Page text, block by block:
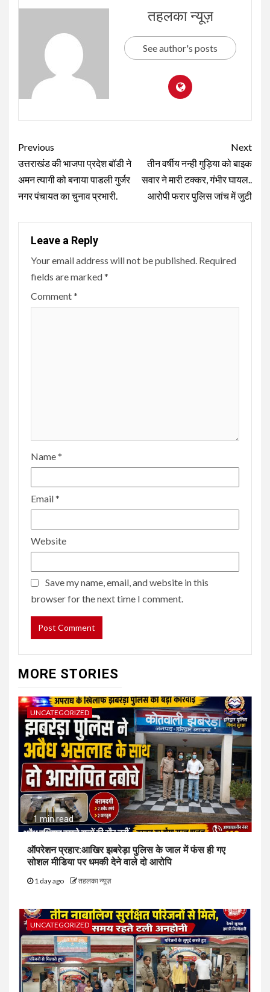
तहलका न्यूज़
See author's posts
Continue
Reading
Previous
उत्तराखंड की भाजपा प्रदेश बॉडी ने
अमन त्यागी को बनाया पाडली गुर्जर
नगर पंचायत का चुनाव प्रभारी.
Next
तीन वर्षीय नन्ही गुड़िया को बाइक
सवार ने मारी टक्कर, गंभीर घायल..
आरोपी फरार पुलिस जांच में जुटी
Leave a Reply
Your email address will not be published. Required
fields are marked*
Comment*
Name*
Email*
Website
Save my name, email, and website in this
browser for the next time I comment.
MORE STORIES
UNCATEGORIZED
1 min read
ऑपरेशन प्रहार:आखिर झबरेड़ा पुलिस के जाल में फंस ही गए
सोशल मीडिया पर धमकी देने वाले दो आरोपि
1 day ago तहलका न्यूज़
UNCATEGORIZED